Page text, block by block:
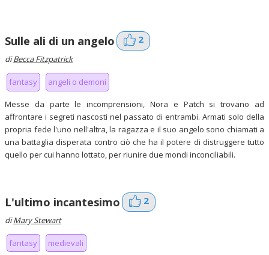
Sulle ali di un angelo 2
diBecca Fitzpatrick
fantasy angeli o demoni
Messe da parte le incomprensioni, Nora e Patch si trovano ad
affrontare i segreti nascosti nel passato di entrambi. Armati solo della
propria fede l'uno nell'altra, la ragazza e il suo angelo sono chiamati a
una battaglia disperata contro ciò che ha il potere di distruggere tutto
quello per cui hanno lottato, per riunire due mondi inconciliabili.
L'ultimo incantesimo 2
diMary Stewart
fantasy medievali